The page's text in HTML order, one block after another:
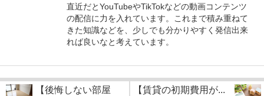
直近だとYouTubeやTikTokなどの動画コンテンツ
の配信に力を入れています。これまで積み重ねて
きた知識などを、少しでも分かりやすく発信出来
れば良いなと考えています。
【後悔しない部屋
【賃貸の初期費用が...